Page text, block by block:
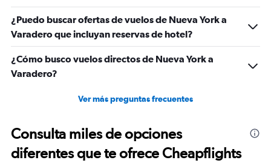
¿Puedo buscar ofertas de vuelos de Nueva York a
Varadero que incluyan reservas de hotel?
¿Cómo busco vuelos directos de Nueva York a
Varadero?
Ver más preguntas frecuentes
Consulta miles de opciones
diferentes que te ofrece Cheapflights